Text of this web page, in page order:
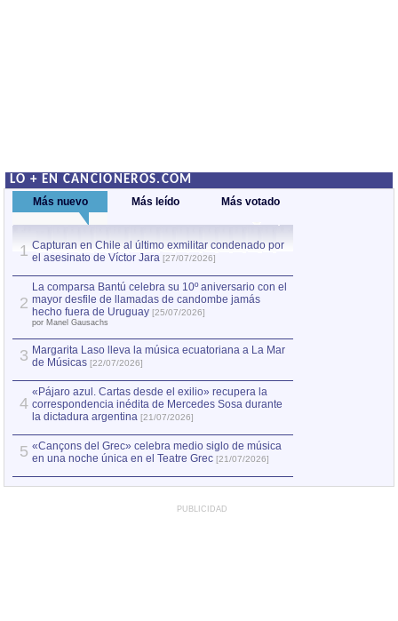
LO + EN CANCIONEROS.COM
Más nuevo Más leído Más votado
1 Capturan en Chile al último exmilitar condenado por
el asesinato de Víctor Jara [27/07/2026]
2
La comparsa Bantú celebra su 10º aniversario con el
mayor desfile de llamadas de candombe jamás
hecho fuera de Uruguay [25/07/2026]
por Manel Gausachs
3 Margarita Laso lleva la música ecuatoriana a La Mar
de Músicas [22/07/2026]
4
«Pájaro azul. Cartas desde el exilio» recupera la
correspondencia inédita de Mercedes Sosa durante
la dictadura argentina [21/07/2026]
5 «Cançons del Grec» celebra medio siglo de música
en una noche única en el Teatre Grec [21/07/2026]
PUBLICIDAD